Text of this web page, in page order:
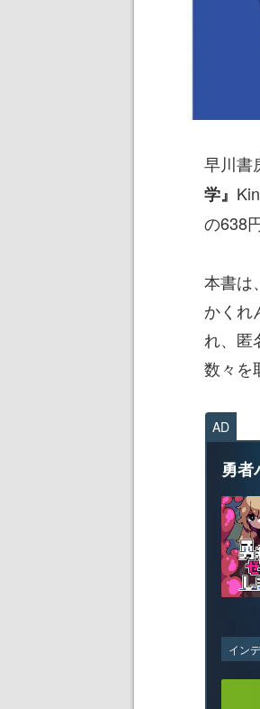
早川書
学』
の638
本書は
かくれ
れ、匿
数々を
AD
勇者
イン